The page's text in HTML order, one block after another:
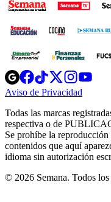
Opens
in
new
Opens
in
new
Opens
in
new
window
Opens
new
window
Aviso de Privacidad
new
Todas las marcas
respectiva o de
Se prohíbe la
contenidos que aquí
idioma sin autorización
© 2026 Semana. Todos los